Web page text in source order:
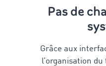
Pas de
Grâce aux
l’organisation